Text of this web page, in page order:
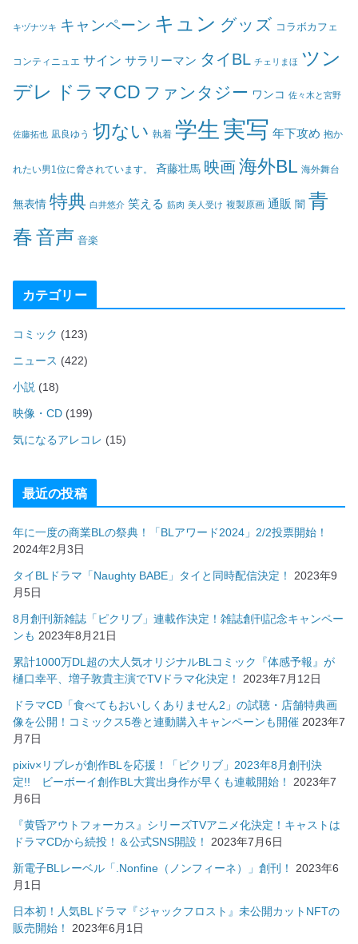
キヅナツキ キャンペーン キュン グッズ コラボカフェ
コンティニュエ サイン サラリーマン タイBL チェリまほ ツン
デレ
ドラマCD ファンタジー ワンコ 佐々木と宮野
佐藤拓也 凪良ゆう 切ない 執着 学生 実写 年下攻め 抱か
れたい男1位に脅されています。 斉藤壮馬 映画海外BL 海外舞台
無表情 特典 白井悠介 笑える 筋肉 美人受け 複製原画 通販 闇 青
春音声 音楽
カテゴリー
コミック (123)
ニュース (422)
小説 (18)
映像・CD (199)
気になるアレコレ (15)
最近の投稿
年に一度の商業BLの祭典！「BLアワード2024」2/2投票開始！
2024年2月3日
タイBLドラマ「Naughty BABE」タイと同時配信決定！
2023年9
月5日
8月創刊新雑誌「ピクリブ」連載作決定！雑誌創刊記念キャンペー
ンも 2023年8月21日
累計1000万DL超の大人気オリジナルBLコミック『体感予報』が
樋口幸平、増子敦貴主演でTVドラマ化決定！
2023年7月12日
ドラマCD「食べてもおいしくありません2」の試聴・店舗特典画
像を公開！コミックス5巻と連動購入キャンペーンも開催 2023年7
月7日
pixiv×リブレが創作BLを応援！「ピクリブ」2023年8月創刊決
定!! ビーボーイ創作BL大賞出身作が早くも連載開始！
2023年7
月6日
『黄昏アウトフォーカス』シリーズTVアニメ化決定！キャストは
ドラマCDから続投！＆公式SNS開設！
2023年7月6日
新電子BLレーベル「.Nonfine（ノンフィーネ）」創刊！
2023年6
月1日
日本初！人気BLドラマ『ジャックフロスト』未公開カットNFTの
販売開始！
2023年6月1日